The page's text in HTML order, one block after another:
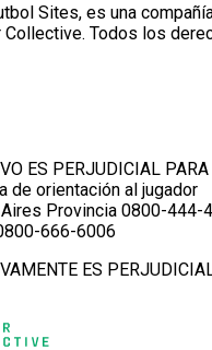
Sites, es una
Todos los
ES PERJUDICIAL PARA
de orientación al jugador
Provincia 0800-444-
666-6006
ES